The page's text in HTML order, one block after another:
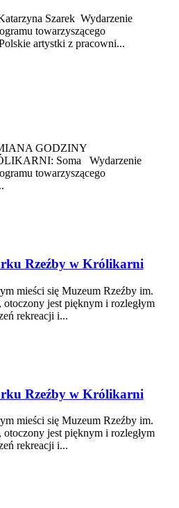
Szarek Wydarzenie
towarzyszącego
artystki z pracowni...
GODZINY
Soma Wydarzenie
towarzyszącego
Rzeźby w Królikarni
mieści się Muzeum Rzeźby im.
jest pięknym i rozległym
rekreacji i...
Rzeźby w Królikarni
mieści się Muzeum Rzeźby im.
jest pięknym i rozległym
rekreacji i...